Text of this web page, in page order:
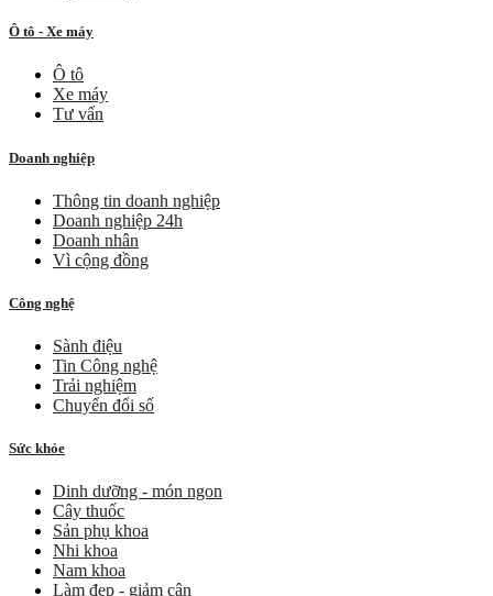
Ô tô - Xe máy
Ô tô
Xe máy
Tư vấn
Doanh nghiệp
Thông tin doanh nghiệp
Doanh nghiệp 24h
Doanh nhân
Vì cộng đồng
Công nghệ
Sành điệu
Tin Công nghệ
Trải nghiệm
Chuyển đổi số
Sức khỏe
Dinh dưỡng - món ngon
Cây thuốc
Sản phụ khoa
Nhi khoa
Nam khoa
Làm đẹp - giảm cân